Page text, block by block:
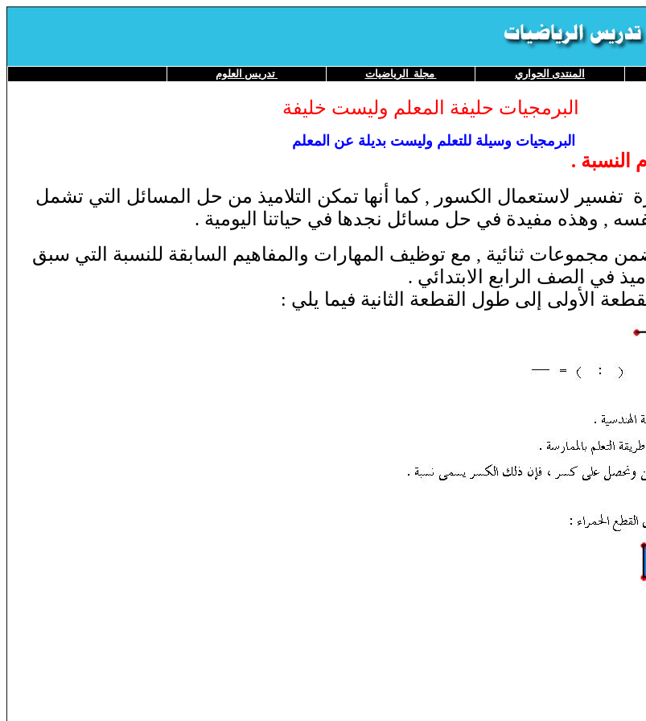
المنتدى الحواري مجلة الرياضيات تدريس العلوم
البرمجيات حليفة المعلم وليست خليفة
البرمجيات وسيلة للتعلم وليست بديلة عن المعلم
النسبة .
تفسير لاستعمال الكسور , كما أنها تمكن التلاميذ من حل المسائل التي تشمل
, وهذه مفيدة في حل مسائل نجدها في حياتنا اليومية .
ضمن مجموعات ثنائية , مع توظيف المهارات والمفاهيم السابقة للنسبة التي سبق
في الصف الرابع الابتدائي .
الأولى إلى طول القطعة الثانية فيما يلي :